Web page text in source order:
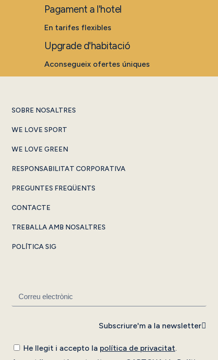
Pagament a l'hotel
En tarifes flexibles
Upgrade d'habitació
Aconsegueix ofertes úniques
SOBRE NOSALTRES
WE LOVE SPORT
WE LOVE GREEN
RESPONSABILITAT CORPORATIVA
PREGUNTES FREQÜENTS
CONTACTE
TREBALLA AMB NOSALTRES
POLÍTICA SIG
He llegit i accepto la política de privacitat.
Subscriure'm a la newsletter